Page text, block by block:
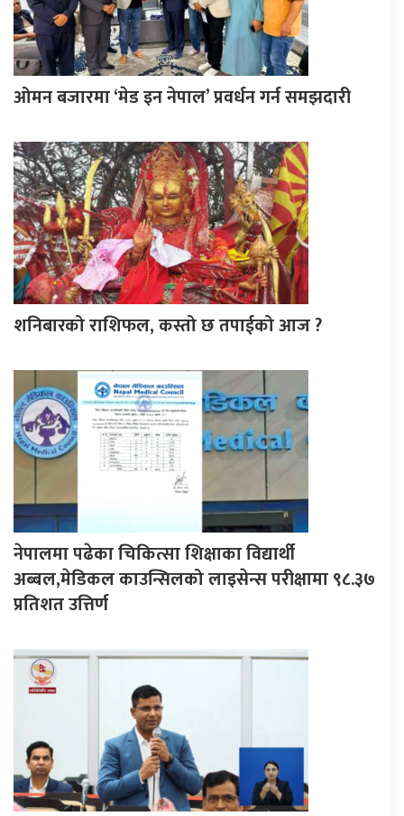
ओमन बजारमा ‘मेड इन नेपाल’ प्रवर्धन गर्न समझदारी
शनिबारको राशिफल, कस्तो छ तपाईको आज ?
नेपालमा पढेका चिकित्सा शिक्षाका विद्यार्थी
अब्बल,मेडिकल काउन्सिलको लाइसेन्स परीक्षामा ९८.३७
प्रतिशत उत्तिर्ण